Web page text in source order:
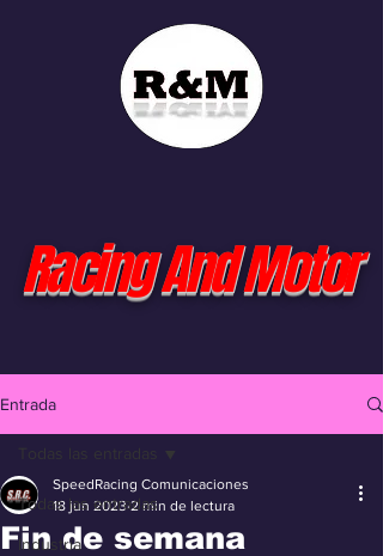
Racing And Motor
Entrada
Todas las entradas
Industria
Todas las entradas
Fin de semana
SpeedRacing Comunicaciones
18 jun 2023 2 min de lectura